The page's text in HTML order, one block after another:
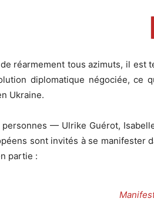
réarmement tous azimuts, il est
diplomatique négociée, ce
Ukraine.
personnes — Ulrike Guérot,
sont invités à se manifester
partie :